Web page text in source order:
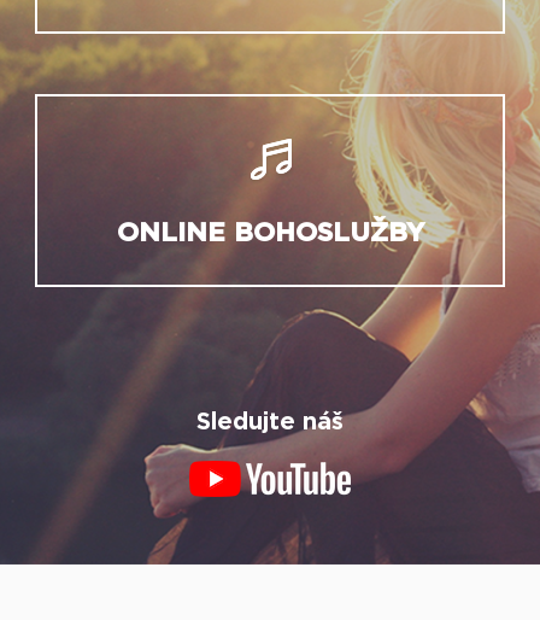
ONLINE BOHOSLUŽBY
Sledujte náš